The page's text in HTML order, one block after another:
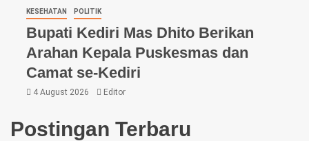
KESEHATAN POLITIK
Bupati Kediri Mas Dhito Berikan
Arahan Kepala Puskesmas dan
Camat se-Kediri
4 August 2026 Editor
Postingan Terbaru